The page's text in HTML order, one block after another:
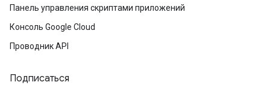
Панель управления скриптами приложений
Консоль Google Cloud
Проводник API
Подписаться